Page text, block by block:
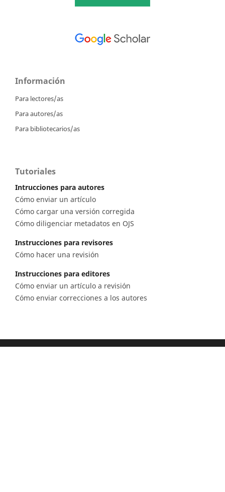
Información
Para lectores/as
Para autores/as
Para bibliotecarios/as
Tutoriales
Intrucciones para autores
Cómo enviar un artículo
Cómo cargar una versión corregida
Cómo diligenciar metadatos en OJS
Instrucciones para revisores
Cómo hacer una revisión
Instrucciones para editores
Cómo enviar un artículo a revisión
Cómo enviar correcciones a los autores